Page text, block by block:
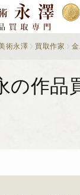
術永澤 買取作家
の作品